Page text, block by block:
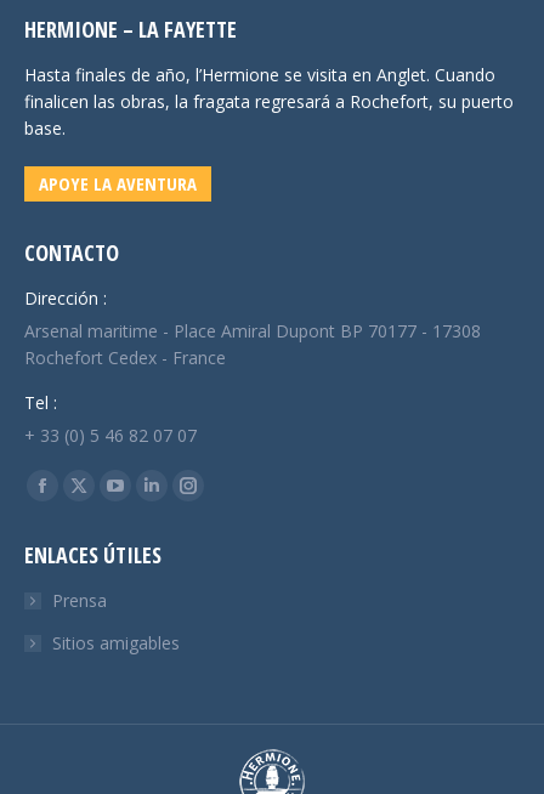
HERMIONE – LA FAYETTE
Hasta finales de año, l’Hermione se visita en Anglet. Cuando
finalicen las obras, la fragata regresará a Rochefort, su puerto
base.
APOYE LA AVENTURA
CONTACTO
Dirección :
Arsenal maritime - Place Amiral Dupont BP 70177 - 17308
Rochefort Cedex - France
Tel :
+ 33 (0) 5 46 82 07 07
Encuéntranos en:
Facebook
opens
in
X
opens
in
window
YouTube
opens
window
Linkedin
opens
Instagram
ENLACES ÚTILES
Prensa
Sitios amigables